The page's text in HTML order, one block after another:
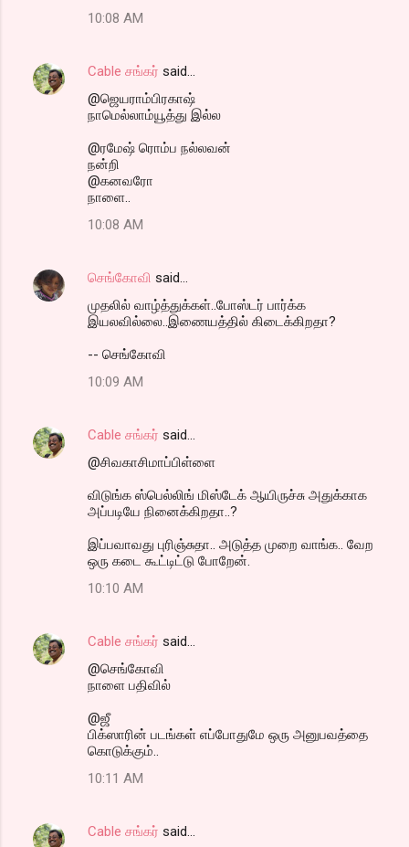
10:08 AM
Cable சங்கர் said…
@ஜெயராம்பிரகாஷ்
நாமெல்லாம்யூத்து இல்ல
@ரமேஷ் ரொம்ப நல்லவன்
நன்றி
@கனவரோ
நாளை..
10:08 AM
செங்கோவி said…
முதலில் வாழ்த்துக்கள்..போஸ்டர் பார்க்க
இயலவில்லை..இணையத்தில் கிடைக்கிறதா?
-- செங்கோவி
10:09 AM
Cable சங்கர் said…
@சிவகாசிமாப்பிள்ளை
விடுங்க ஸ்பெல்லிங் மிஸ்டேக் ஆயிருச்சு அதுக்காக
அப்படியே நினைக்கிறதா..?
இப்பவாவது புரிஞ்சுதா.. அடுத்த முறை வாங்க.. வேற
ஒரு கடை கூட்டிட்டு போறேன்.
10:10 AM
Cable சங்கர் said…
@செங்கோவி
நாளை பதிவில்
@ஜீ
பிக்ஸாரின் படங்கள் எப்போதுமே ஒரு அனுபவத்தை
கொடுக்கும்..
10:11 AM
Cable சங்கர் said…